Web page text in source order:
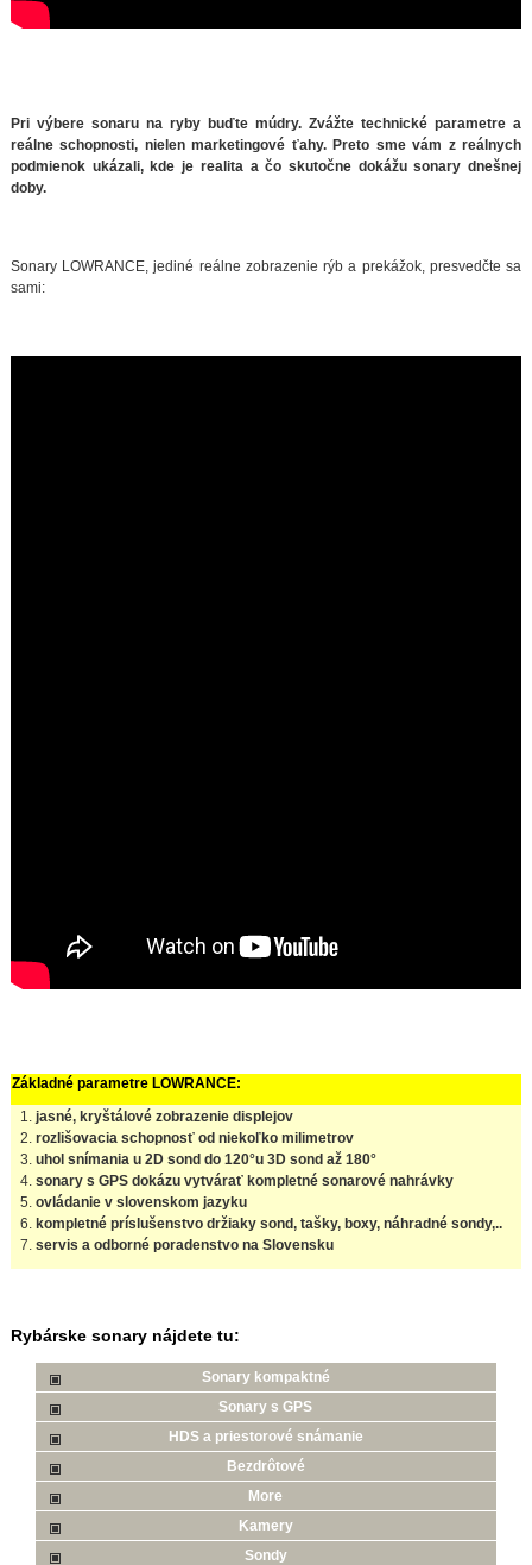
Pri výbere sonaru na ryby buďte múdry. Zvážte technické parametre a
reálne schopnosti, nielen marketingové ťahy. Preto sme vám z reálnych
podmienok ukázali, kde je realita a čo skutočne dokážu sonary dnešnej
doby.
Sonary LOWRANCE, jediné reálne zobrazenie rýb a prekážok, presvedčte sa
sami:
Základné parametre LOWRANCE:
jasné, kryštálové zobrazenie displejov
rozlišovacia schopnosť od niekoľko milimetrov
uhol snímania u 2D sond do 120°u 3D sond až 180°
sonary s GPS dokázu vytvárať kompletné sonarové nahrávky
ovládanie v slovenskom jazyku
kompletné príslušenstvo držiaky sond, tašky, boxy, náhradné sondy,..
servis a odborné poradenstvo na Slovensku
Rybárske sonary nájdete tu:
Sonary kompaktné
Sonary s GPS
HDS a priestorové snámanie
Bezdrôtové
More
Kamery
Sondy